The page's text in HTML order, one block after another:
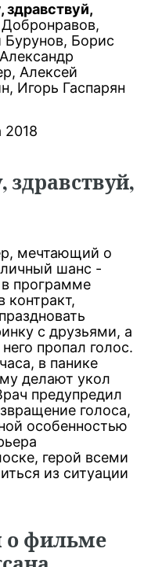
Бурунов, Борис
Алексей
Игорь Гаспарян
2018
мечтающий о
шанс -
программе
с друзьями, а
пропал голос.
в панике
делают укол
предупредил
голоса,
особенностью
герой всеми
из ситуации
о фильме